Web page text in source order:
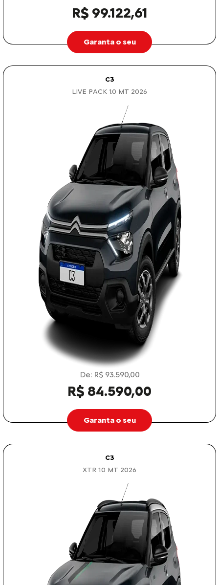
R$ 99.122,61
Garanta o seu
C3
LIVE PACK 1.0 MT 2026
De: R$ 93.590,00
R$ 84.590,00
Garanta o seu
C3
XTR 1.0 MT 2026